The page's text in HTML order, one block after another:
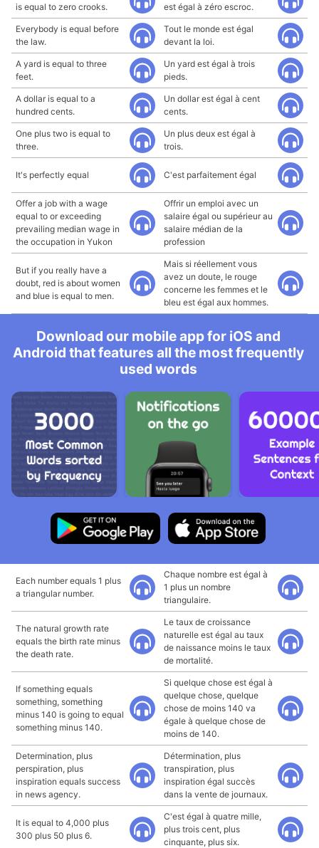
is equal to zero crooks.
est égal à zéro escroc.
Everybody is equal before
the law.
Tout le monde est égal
devant la loi.
A yard is equal to three
feet.
Un yard est égal à trois
pieds.
A dollar is equal to a
hundred cents.
Un dollar est égal à cent
cents.
One plus two is equal to
three.
Un plus deux est égal à
trois.
It's perfectly equal C'est parfaitement égal
Offer a job with a wage
equal to or exceeding
prevailing median wage in
the occupation in Yukon
Offrir un emploi avec un
salaire égal ou supérieur au
salaire médian de la
profession
But if you really have a
doubt, red is about women
and blue is equal to men.
Mais si réellement vous
avez un doute, le rouge
concerne les femmes et le
bleu est égal aux hommes.
Download our mobile app for iOS and
Android that features all the most frequently
used words
Each number equals 1 plus
a triangular number.
Chaque nombre est égal à
1 plus un nombre
triangulaire.
The natural growth rate
equals the birth rate minus
the death rate.
Le taux de croissance
naturelle est égal au taux
de naissance moins le taux
de mortalité.
If something equals
something, something
minus 140 is going to equal
something minus 140.
Si quelque chose est égal à
quelque chose, quelque
chose de moins 140 va
égale à quelque chose de
moins de 140.
Determination, plus
perspiration, plus
inspiration equals success
in news agency.
Détermination, plus
transpiration, plus
inspiration égal succès
dans la vente de journaux.
It is equal to 4,000 plus
300 plus 50 plus 6.
C'est égal à quatre mille,
plus trois cent, plus
cinquante, plus six.